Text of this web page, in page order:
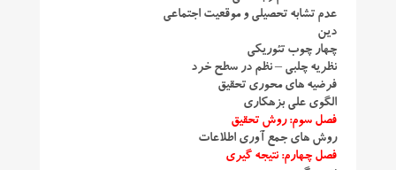
عدم تشابه تحصیلی و موقعیت اجتماعی
دین
چهار چوب تئوریکی
نظریه چلبی – نظم در سطح خرد
فرضیه های محوری تحقیق
الگوی علی بزهکاری
فصل سوم: روش تحقیق
روش‌ های جمع آوری اطلاعات
فصل چهارم: نتیجه گیری